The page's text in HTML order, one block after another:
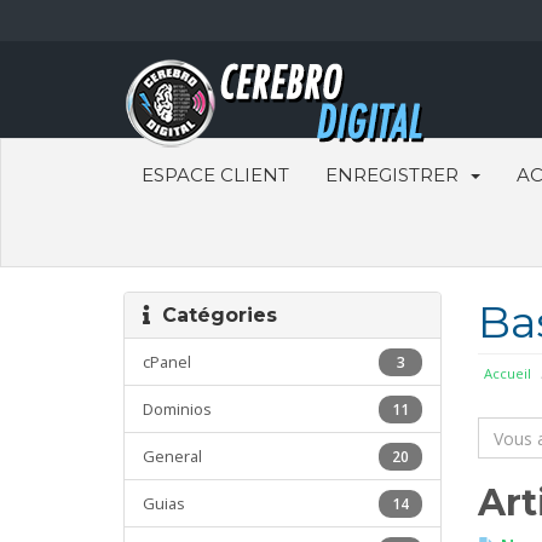
ESPACE CLIENT ENREGISTRER
Accueil
Catégories
3
cPanel
11
Dominios
20
General
14
Guias